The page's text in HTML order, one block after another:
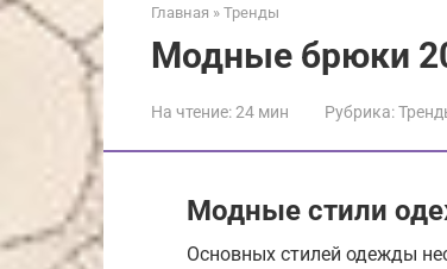
Главная » Тренды
Модные брюки
На чтение:24 мин Рубрика:
Модные стили
Основных стилей одежды